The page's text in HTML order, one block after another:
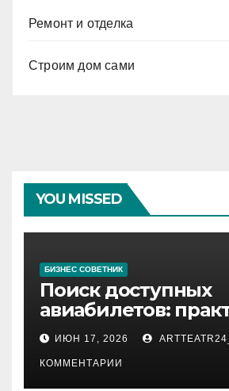
Ремонт и отделка
Строим дом сами
YOU MISSED
БИЗНЕС СОВЕТНИК
Поиск доступных
авиабилетов:
рекомендации
ИЮН 17, 2026
КОММЕНТАРИИ